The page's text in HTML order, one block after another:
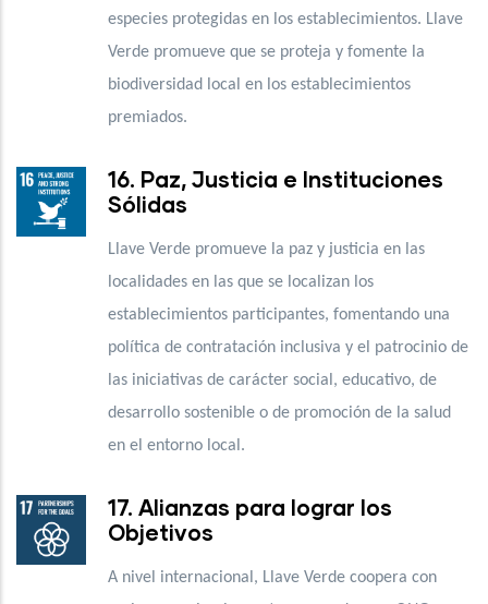
especies protegidas en los establecimientos. Llave
Verde promueve que se proteja y fomente la
biodiversidad local en los establecimientos
premiados.
16. Paz, Justicia e Instituciones
Sólidas
Llave Verde promueve la paz y justicia en las
localidades en las que se localizan los
establecimientos participantes, fomentando una
política de contratación inclusiva y el patrocinio de
las iniciativas de carácter social, educativo, de
desarrollo sostenible o de promoción de la salud
en el entorno local.
17. Alianzas para lograr los
Objetivos
A nivel internacional, Llave Verde coopera con